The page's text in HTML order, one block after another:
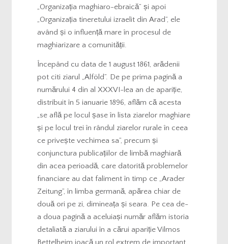
„Organizația maghiaro-ebraică” și apoi
„Organizația tineretului izraelit din Arad”, ele
având și o influență mare în procesul de
maghiarizare a comunității.
Începând cu data de 1 august 1861, arădenii
pot citi ziarul „Alföld”. De pe prima pagină a
numărului 4 din al XXXVI-lea an de apariție,
distribuit în 5 ianuarie 1896, aflăm că acesta
„se află pe locul șase în lista ziarelor maghiare
și pe locul trei în rândul ziarelor rurale în ceea
ce privește vechimea sa”, precum și
conjunctura publicațiilor de limbă maghiară
din acea perioadă, care datorită problemelor
financiare au dat faliment în timp ce „Arader
Zeitung”, în limba germană, apărea chiar de
două ori pe zi, dimineața și seara. Pe cea de-
a doua pagină a aceluiași număr aflăm istoria
detaliată a ziarului în a cărui apariție Vilmos
Bettelheim joacă un rol extrem de important.